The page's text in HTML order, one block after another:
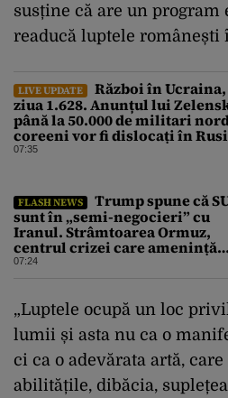
susține că are un program
readucă luptele
LIVE UPDATE
Război în Ucraina,
ziua 1.628. Anunțul lui
până la 50.000 de militari
coreeni vor fi dislocați în
07:35
FLASH NEWS
Trump spune că
sunt în „semi-negocieri” cu
Iranul. Strâmtoarea Ormuz,
centrul crizei care amenință
piața mondială a petrolului
07:24
„Luptele ocupă un loc
lumii și asta nu ca o
ci ca o adevărata artă,
abilitățile, dibăcia,